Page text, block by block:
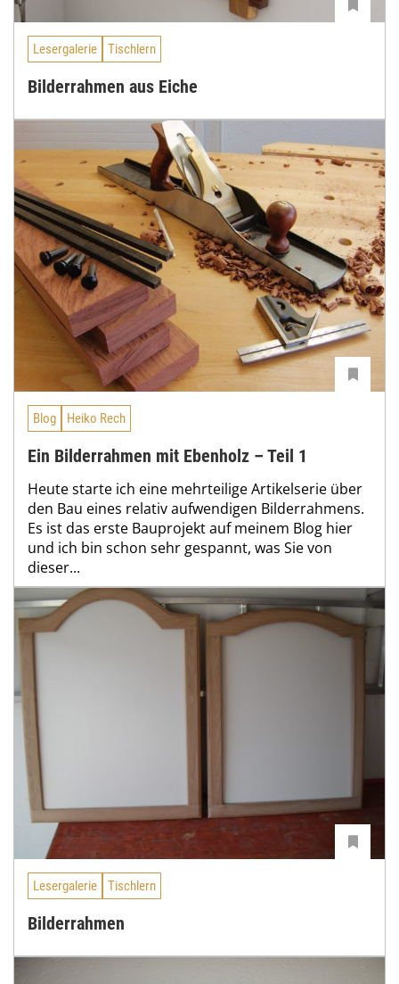
Lesergalerie Tischlern
Bilderrahmen aus Eiche
Blog Heiko Rech
Ein Bilderrahmen mit Ebenholz – Teil 1
Heute starte ich eine mehrteilige Artikelserie über
den Bau eines relativ aufwendigen Bilderrahmens.
Es ist das erste Bauprojekt auf meinem Blog hier
und ich bin schon sehr gespannt, was Sie von
dieser...
Lesergalerie Tischlern
Bilderrahmen